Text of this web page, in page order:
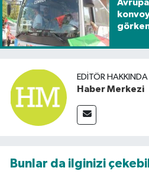
EDITÖR HAKKINDA
Haber Merkezi
Bunlar da ilginizi